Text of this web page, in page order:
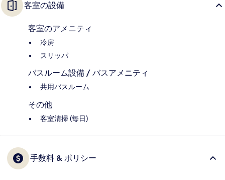
客室の設備
客室のアメニティ
冷房
スリッパ
バスルーム設備 / バスアメニティ
共用バスルーム
その他
客室清掃 (毎日)
手数料 & ポリシー